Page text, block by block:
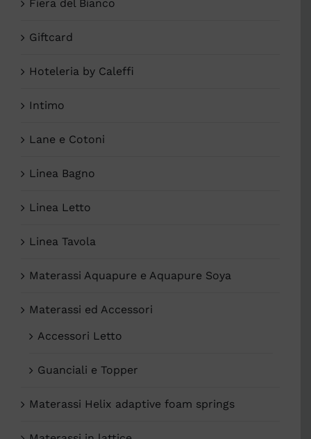
Fiera del Bianco
Giftcard
Hoteleria by Caleffi
Intimo
Lane e Cotoni
Linea Bagno
Linea Letto
Linea Tavola
Materassi Aquapure e Aquapure Soya
Materassi ed Accessori
Accessori Letto
Guanciali e Topper
Materassi Helix adaptive foam springs